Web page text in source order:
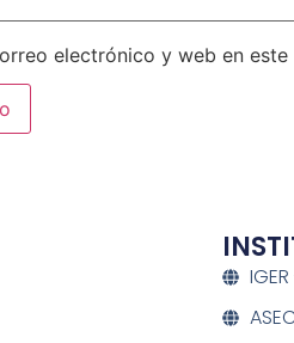
electrónico y web en